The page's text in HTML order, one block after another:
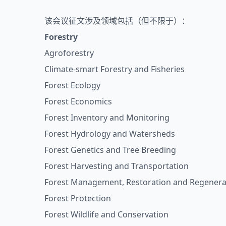
该会议征文涉及领域包括（但不限于）：
Forestry
Agroforestry
Climate-smart Forestry and Fisheries
Forest Ecology
Forest Economics
Forest Inventory and Monitoring
Forest Hydrology and Watersheds
Forest Genetics and Tree Breeding
Forest Harvesting and Transportation
Forest Management, Restoration and
Forest Protection
Forest Wildlife and Conservation